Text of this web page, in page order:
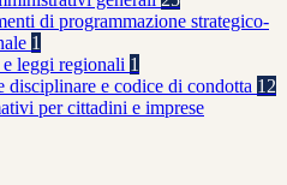
di programmazione strategico-
1
e leggi regionali 1
disciplinare e codice di condotta 12
per cittadini e imprese